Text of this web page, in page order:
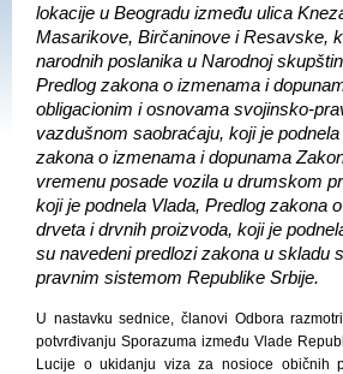
lokacije u Beogradu između ulica
Masarikove, Birčaninove i Resavske,
narodnih poslanika u Narodnoj
Predlog zakona o izmenama i
obligacionim i osnovama svojinsko-
vazdušnom saobraćaju, koji je
zakona o izmenama i dopunama
vremenu posade vozila u drumskom
koji je podnela Vlada, Predlog zakona
drveta i drvnih proizvoda, koji je
su navedeni predlozi zakona u skladu
pravnim sistemom Republike Srbije.
U nastavku sednice, članovi Odbora
potvrđivanju Sporazuma između Vlade
Lucije o ukidanju viza za nosioce običnih